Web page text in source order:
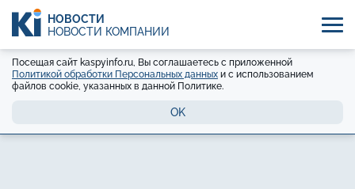
НОВОСТИ
НОВОСТИ КОМПАНИЙ
Посещая сайт kaspyinfo.ru, Вы соглашаетесь с приложенной
Политикой обработки Персональных данных и с использованием
файлов cookie, указанных в данной Политике.
OK